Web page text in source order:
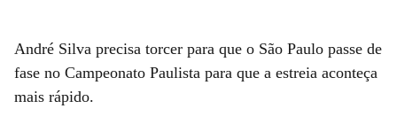
André Silva precisa torcer para que o São Paulo passe de
fase no Campeonato Paulista para que a estreia aconteça
mais rápido.